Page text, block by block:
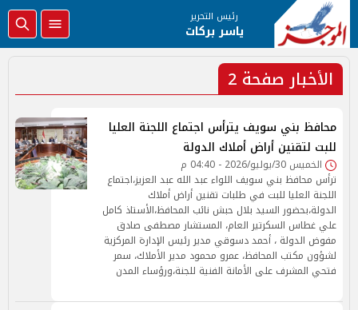
رئيس التحرير
ياسر بركات
الأخبار صفحة 2
محافظ بني سويف يترأس اجتماع اللجنة العليا
للبت لتقنين أراض أملاك الدولة
الخميس 30/يوليو/2026 - 04:40 م
ترأس محافظ بني سويف اللواء عبد الله عبد العزيز،اجتماع
اللجنة العليا للبت في طلبات تقنين أراض أملاك
الدولة،بحضور السيد بلال حبش نائب المحافظ،الأستاذ كامل
علي غطاس السكرتير العام، المستشار مصطفى صادق
مفوض الدولة ، أحمد دسوقي مدير رئيس الإدارة المركزية
لشؤون مكتب المحافظ، عمرو محمود مدير الأملاك، سمر
فتحي المشرف على الأمانة الفنية للجنة،ورؤساء المدن